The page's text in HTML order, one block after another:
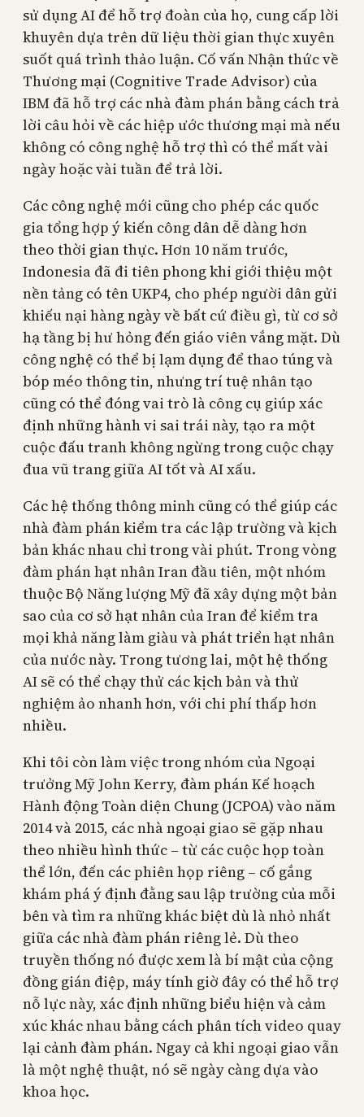
sử dụng AI để hỗ trợ đoàn của họ, cung cấp lời
khuyên dựa trên dữ liệu thời gian thực xuyên
suốt quá trình thảo luận. Cố vấn Nhận thức về
Thương mại (Cognitive Trade Advisor) của
IBM đã hỗ trợ các nhà đàm phán bằng cách trả
lời câu hỏi về các hiệp ước thương mại mà nếu
không có công nghệ hỗ trợ thì có thể mất vài
ngày hoặc vài tuần để trả lời.
Các công nghệ mới cũng cho phép các quốc
gia tổng hợp ý kiến công dân dễ dàng hơn
theo thời gian thực. Hơn 10 năm trước,
Indonesia đã đi tiên phong khi giới thiệu một
nền tảng có tên UKP4, cho phép người dân gửi
khiếu nại hàng ngày về bất cứ điều gì, từ cơ sở
hạ tầng bị hư hỏng đến giáo viên vắng mặt. Dù
công nghệ có thể bị lạm dụng để thao túng và
bóp méo thông tin, nhưng trí tuệ nhân tạo
cũng có thể đóng vai trò là công cụ giúp xác
định những hành vi sai trái này, tạo ra một
cuộc đấu tranh không ngừng trong cuộc chạy
đua vũ trang giữa AI tốt và AI xấu.
Các hệ thống thông minh cũng có thể giúp các
nhà đàm phán kiểm tra các lập trường và kịch
bản khác nhau chỉ trong vài phút. Trong vòng
đàm phán hạt nhân Iran đầu tiên, một nhóm
thuộc Bộ Năng lượng Mỹ đã xây dựng một bản
sao của cơ sở hạt nhân của Iran để kiểm tra
mọi khả năng làm giàu và phát triển hạt nhân
của nước này. Trong tương lai, một hệ thống
AI sẽ có thể chạy thử các kịch bản và thử
nghiệm ảo nhanh hơn, với chi phí thấp hơn
nhiều.
Khi tôi còn làm việc trong nhóm của Ngoại
trưởng Mỹ John Kerry, đàm phán Kế hoạch
Hành động Toàn diện Chung (JCPOA) vào năm
2014 và 2015, các nhà ngoại giao sẽ gặp nhau
theo nhiều hình thức – từ các cuộc họp toàn
thể lớn, đến các phiên họp riêng – cố gắng
khám phá ý định đằng sau lập trường của mỗi
bên và tìm ra những khác biệt dù là nhỏ nhất
giữa các nhà đàm phán riêng lẻ. Dù theo
truyền thống nó được xem là bí mật của cộng
đồng gián điệp, máy tính giờ đây có thể hỗ trợ
nỗ lực này, xác định những biểu hiện và cảm
xúc khác nhau bằng cách phân tích video quay
lại cảnh đàm phán. Ngay cả khi ngoại giao vẫn
là một nghệ thuật, nó sẽ ngày càng dựa vào
khoa học.